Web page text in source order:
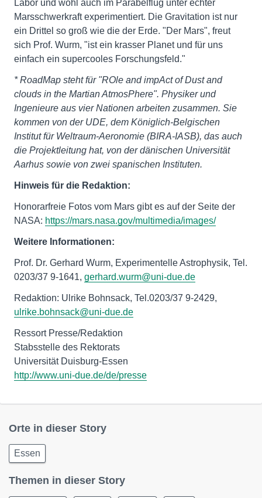
Labor und wohl auch im Parabelflug unter echter
Marsschwerkraft experimentiert. Die Gravitation ist nur
ein Drittel so groß wie die der Erde. "Der Mars", freut
sich Prof. Wurm, "ist ein krasser Planet und für uns
einfach ein supercooles Forschungsfeld."
* RoadMap steht für "ROle and impAct of Dust and
clouds in the Martian AtmosPhere". Physiker und
Ingenieure aus vier Nationen arbeiten zusammen. Sie
kommen von der UDE, dem Königlich-Belgischen
Institut für Weltraum-Aeronomie (BIRA-IASB), das auch
die Projektleitung hat, von der dänischen Universität
Aarhus sowie von zwei spanischen Instituten.
Hinweis für die Redaktion:
Honorarfreie Fotos vom Mars gibt es auf der Seite der
NASA: https://mars.nasa.gov/multimedia/images/
Weitere Informationen:
Prof. Dr. Gerhard Wurm, Experimentelle Astrophysik, Tel.
0203/37 9-1641, gerhard.wurm@uni-due.de
Redaktion: Ulrike Bohnsack, Tel.0203/37 9-2429,
ulrike.bohnsack@uni-due.de
Ressort Presse/Redaktion
Stabsstelle des Rektorats
http://www.uni-due.de/de/presse
Orte in dieser Story
Essen
Themen in dieser Story